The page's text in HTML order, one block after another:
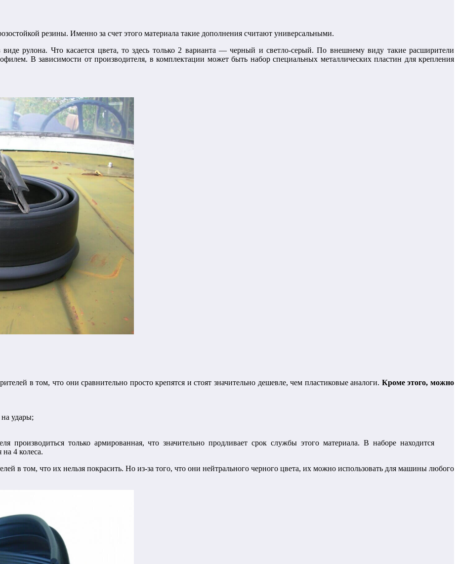
резины. Именно за счет этого материала такие дополнения считают универсальными.
рулона. Что касается цвета, то здесь только 2 варианта — черный и светло-серый. По внешнему виду такие расширители
В зависимости от производителя, в комплектации может быть набор специальных металлических пластин для крепления
в том, что они сравнительно просто крепятся и стоят значительно дешевле, чем пластиковые аналоги. Кроме этого, можно
удары;
производиться только армированная, что значительно продливает срок службы этого материала. В наборе находится
4 колеса.
в том, что их нельзя покрасить. Но из-за того, что они нейтрального черного цвета, их можно использовать для машины любого